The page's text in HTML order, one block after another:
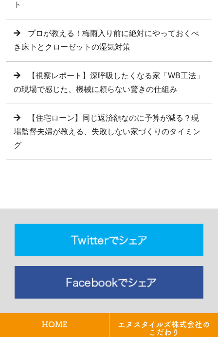
ト
プロが教える！梅雨入り前に絶対にやっておくべ
き床下とクローゼットの湿気対策
【視察レポート】深呼吸したくなる家「WB工法」
の現場で感じた、機械に頼らない驚きの仕組み
【住宅ローン】同じ返済額なのに予算が減る？現
場監督夫婦が教える、失敗しない家づくりのタイミン
グ
HOME
エヌスタイルズ株式会社の
こだわり